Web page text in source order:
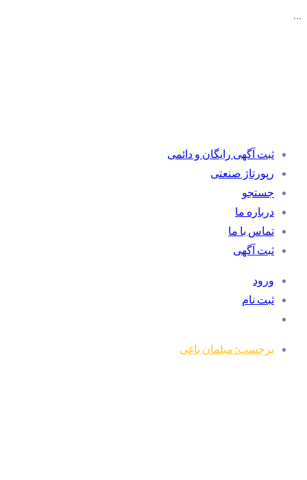
…
ثبت آگهی رایگان و دائمی
رپورتاژ صنعتی
جستجو
درباره ما
تماس با ما
ثبت آگهی
ورود
ثبت نام
برچسب: مبلمان باغی